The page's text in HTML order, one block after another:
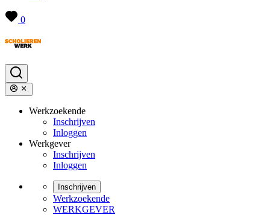
0
Werkzoekende
Inschrijven
Inloggen
Werkgever
Inschrijven
Inloggen
Inschrijven
Werkzoekende
WERKGEVER